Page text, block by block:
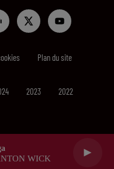
WICK
Plan du site
2023 2022